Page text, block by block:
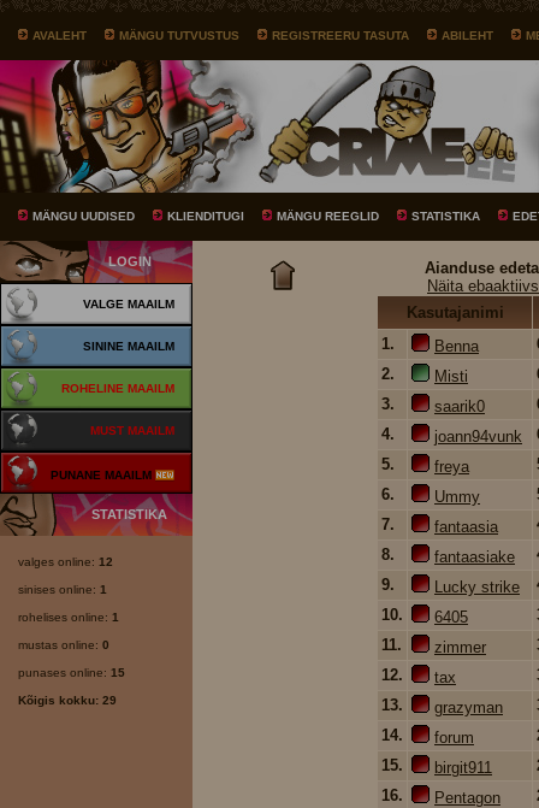
AVALEHT MÄNGU TUTVUSTUS REGISTREERU TASUTA ABILEHT
MÄNGU UUDISED KLIENDITUGI MÄNGU REEGLID STATISTIKA
LOGIN
VALGE MAAILM
SININE MAAILM
ROHELINE MAAILM
MUST MAAILM
PUNANE MAAILM
STATISTIKA
valges online: 12
sinises online: 1
rohelises online: 1
mustas online: 0
punases online: 15
Kõigis kokku: 29
Aianduse
Näita
Kasutajanimi
1.
Benna
2.
Misti
3.
saarik0
4.
joann94vunk
5.
freya
6.
Ummy
7.
fantaasia
8.
fantaasiake
9.
Lucky strike
10.
6405
11.
zimmer
12.
tax
13.
grazyman
14.
forum
15.
birgit911
16.
Pentagon